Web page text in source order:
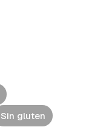
Sin gluten